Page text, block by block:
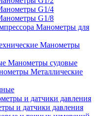
G1/4
G1/8
Манометры для
Манометры
Манометры судовые
Металлические
и датчики давления